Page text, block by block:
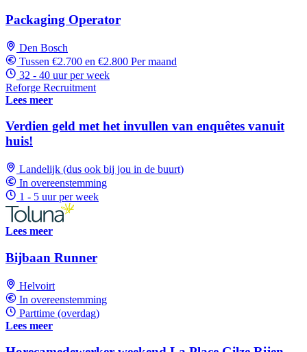
Packaging Operator
Den Bosch
Tussen €2.700 en €2.800 Per maand
32 - 40 uur per week
Reforge Recruitment
Lees meer
Verdien geld met het invullen van enquêtes vanuit
huis!
Landelijk (dus ook bij jou in de buurt)
In overeenstemming
1 - 5 uur per week
Lees meer
Bijbaan Runner
Helvoirt
In overeenstemming
Parttime (overdag)
Lees meer